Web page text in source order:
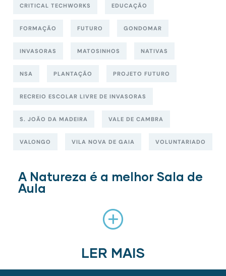
CRITICAL TECHWORKS EDUCAÇÃO
FORMAÇÃO FUTURO GONDOMAR
INVASORAS MATOSINHOS NATIVAS
NSA PLANTAÇÃO PROJETO FUTURO
RECREIO ESCOLAR LIVRE DE INVASORAS
S. JOÃO DA MADEIRA VALE DE CAMBRA
VALONGO VILA NOVA DE GAIA VOLUNTARIADO
A Natureza é a melhor Sala de
Aula
LER MAIS